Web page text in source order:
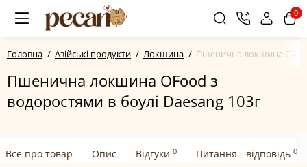
0
Головна Азійські продукти Локшина Пшенична локшина
Пшенична локшина OFood з
водоростями в боулі Daesang 103г
Все про товар Опис Відгуки 0 Питання - відповідь 0